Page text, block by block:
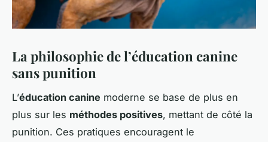
La philosophie de l’éducation canine
sans punition
L’éducation canine moderne se base de plus en
plus sur les méthodes positives, mettant de côté la
punition. Ces pratiques encouragent le